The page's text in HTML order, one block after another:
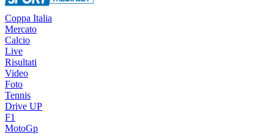
Coppa Italia
Mercato
Calcio
Live
Risultati
Video
Foto
Tennis
Drive UP
F1
MotoGp